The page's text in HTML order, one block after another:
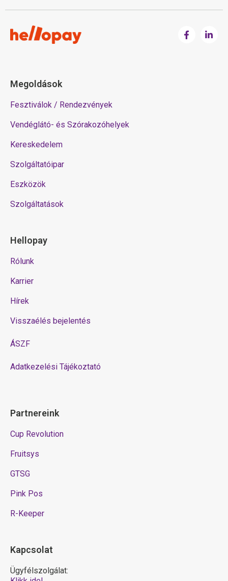
Megoldások
Fesztiválok / Rendezvények
Vendéglátó- és Szórakozóhelyek
Kereskedelem
Szolgáltatóipar
Eszközök
Szolgáltatások
Hellopay
Rólunk
Karrier
Hírek
Visszaélés bejelentés
ÁSZF
Adatkezelési Tájékoztató
Partnereink
Cup Revolution
Fruitsys
GTSG
Pink Pos
R-Keeper
Kapcsolat
Ügyfélszolgálat: